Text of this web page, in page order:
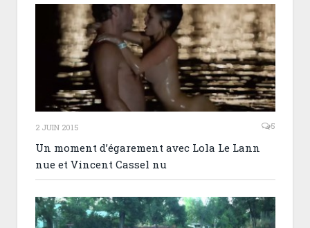
2 JUIN 2015 5
Un moment d’égarement avec Lola Le Lann
nue et Vincent Cassel nu